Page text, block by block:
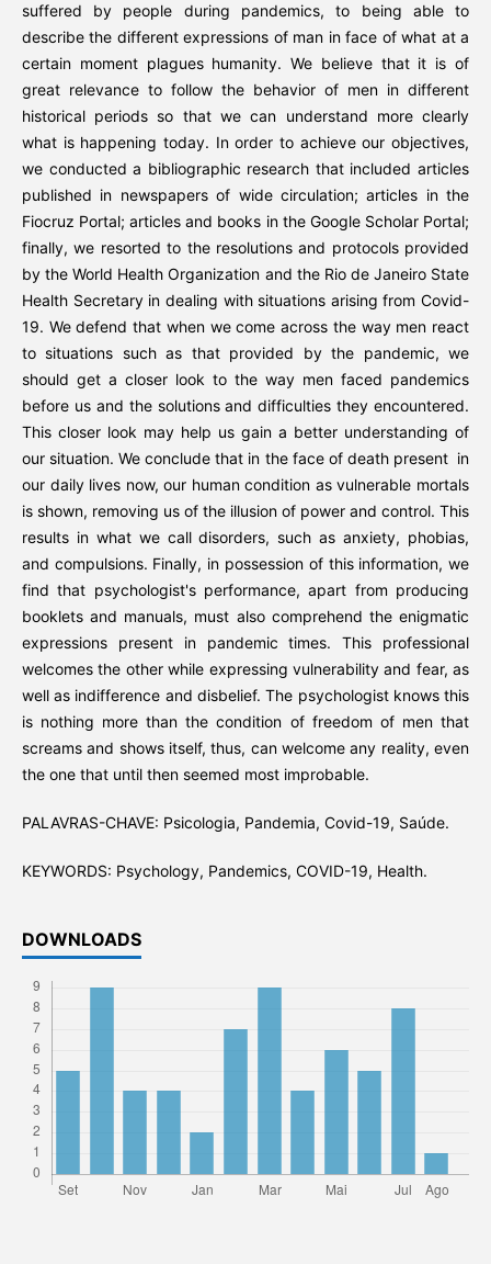
suffered by people during pandemics, to being able to
describe the different expressions of man in face of what at a
certain moment plagues humanity. We believe that it is of
great relevance to follow the behavior of men in different
historical periods so that we can understand more clearly
what is happening today. In order to achieve our objectives,
we conducted a bibliographic research that included articles
published in newspapers of wide circulation; articles in the
Fiocruz Portal; articles and books in the Google Scholar Portal;
finally, we resorted to the resolutions and protocols provided
by the World Health Organization and the Rio de Janeiro State
Health Secretary in dealing with situations arising from Covid-
19. We defend that when we come across the way men react
to situations such as that provided by the pandemic, we
should get a closer look to the way men faced pandemics
before us and the solutions and difficulties they encountered.
This closer look may help us gain a better understanding of
our situation. We conclude that in the face of death present in
our daily lives now, our human condition as vulnerable mortals
is shown, removing us of the illusion of power and control. This
results in what we call disorders, such as anxiety, phobias,
and compulsions. Finally, in possession of this information, we
find that psychologist's performance, apart from producing
booklets and manuals, must also comprehend the enigmatic
expressions present in pandemic times. This professional
welcomes the other while expressing vulnerability and fear, as
well as indifference and disbelief. The psychologist knows this
is nothing more than the condition of freedom of men that
screams and shows itself, thus, can welcome any reality, even
the one that until then seemed most improbable.
PALAVRAS-CHAVE: Psicologia, Pandemia, Covid-19, Saúde.
KEYWORDS: Psychology, Pandemics, COVID-19, Health.
DOWNLOADS